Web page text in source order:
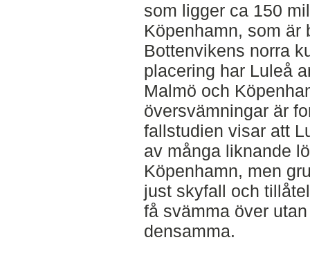
som ligger ca 150
Köpenhamn, som är
Bottenvikens norra
placering har Luleå
Malmö och
översvämningar är
fallstudien visar att
av många liknande
Köpenhamn, men
just skyfall och
få svämma över
densamma.